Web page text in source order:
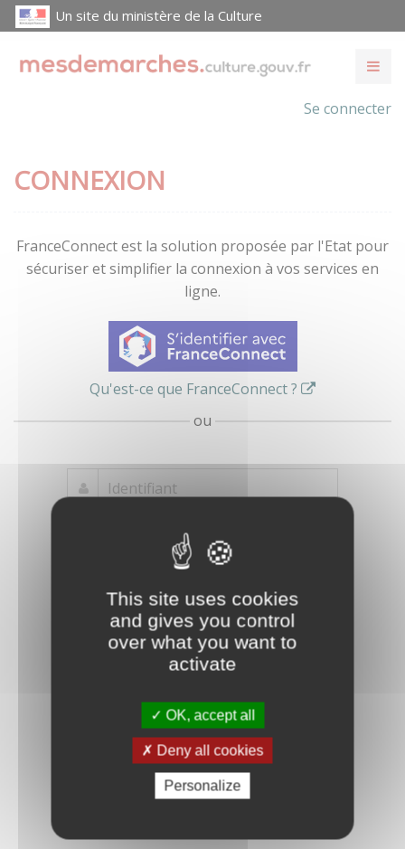
This site uses cookies
and gives you control
over what you want to
activate
OK, accept all
Deny all cookies
Personalize
Un site du ministère de la Culture
Se connecter
CONNEXION
FranceConnect est la solution proposée par l'Etat pour
sécuriser et simplifier la connexion à vos services en
ligne.
Qu'est-ce que FranceConnect ?
ou
oublié ?
compte
Connexion